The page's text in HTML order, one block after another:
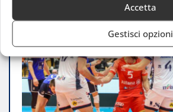
Accetta
Gestisci opzioni